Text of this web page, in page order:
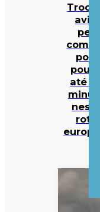
Trocar
avião
pelo
pode
até
nestas
rotas